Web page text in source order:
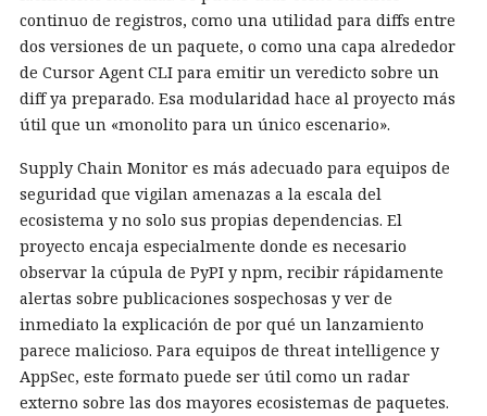
continuo de registros, como una utilidad para diffs entre
dos versiones de un paquete, o como una capa alrededor
de Cursor Agent CLI para emitir un veredicto sobre un
diff ya preparado. Esa modularidad hace al proyecto más
útil que un «monolito para un único escenario».
Supply Chain Monitor es más adecuado para equipos de
seguridad que vigilan amenazas a la escala del
ecosistema y no solo sus propias dependencias. El
proyecto encaja especialmente donde es necesario
observar la cúpula de PyPI y npm, recibir rápidamente
alertas sobre publicaciones sospechosas y ver de
inmediato la explicación de por qué un lanzamiento
parece malicioso. Para equipos de threat intelligence y
AppSec, este formato puede ser útil como un radar
externo sobre las dos mayores ecosistemas de paquetes.